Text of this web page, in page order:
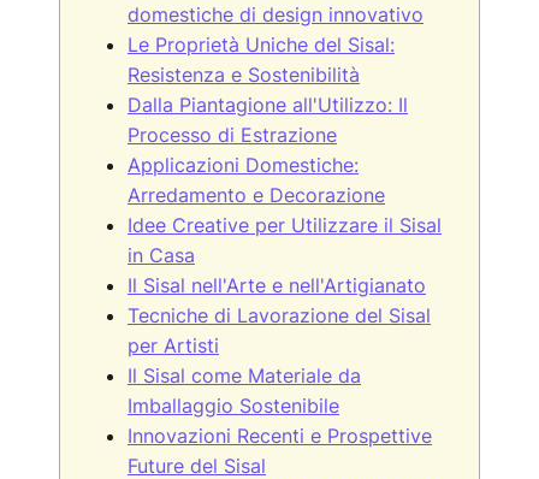
domestiche di design innovativo
Le Proprietà Uniche del Sisal:
Resistenza e Sostenibilità
Dalla Piantagione all'Utilizzo: Il
Processo di Estrazione
Applicazioni Domestiche:
Arredamento e Decorazione
Idee Creative per Utilizzare il Sisal
in Casa
Il Sisal nell'Arte e nell'Artigianato
Tecniche di Lavorazione del Sisal
per Artisti
Il Sisal come Materiale da
Imballaggio Sostenibile
Innovazioni Recenti e Prospettive
Future del Sisal